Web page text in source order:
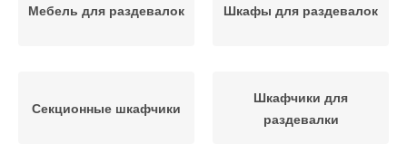
Мебель для раздевалок Шкафы для раздевалок
Секционные шкафчики
Шкафчики для
раздевалки